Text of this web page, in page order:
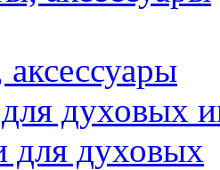
духовых
для духовых